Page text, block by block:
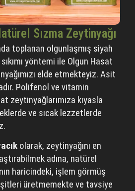
Sızma Zeytinyağı​
toplanan olgunlaşmış siyah
yöntemi ile Olgun Hasat
elde etmekteyiz. Asit
Polifenol ve vitamin
zeytinyağlarımıza kıyasla
ve sıcak lezzetlerde
olarak, zeytinyağını en
adına, natürel
haricindeki, işlem görmüş
üretmemekte ve tavsiye